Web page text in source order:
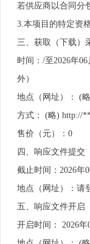
若供应商以合同分
3.本项目的特定资
三、获取（下载）
时间：/至2026年
外）
地点（网址）： (
方式： (略) http://
售价（元）：0
四、响应文件提交
截止时间：2026年
地点（网址）：请
五、响应文件开启
开启时间： 2026年